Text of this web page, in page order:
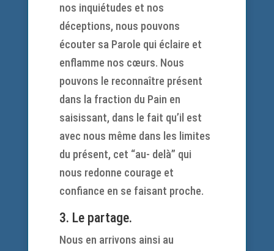
nos inquiétudes et nos
déceptions, nous pouvons
écouter sa Parole qui éclaire et
enflamme nos cœurs. Nous
pouvons le reconnaître présent
dans la fraction du Pain en
saisissant, dans le fait qu’il est
avec nous même dans les limites
du présent, cet “au- delà” qui
nous redonne courage et
confiance en se faisant proche.
3. Le partage.
Nous en arrivons ainsi au